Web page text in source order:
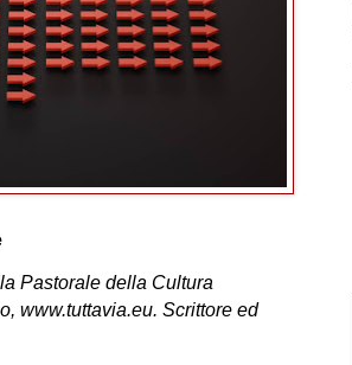
Pastorale della Cultura
www.tuttavia.eu. Scrittore ed